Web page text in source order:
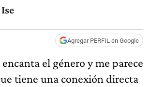
Agregar PERFIL en Google
encanta el género y me parece
tiene una conexión directa